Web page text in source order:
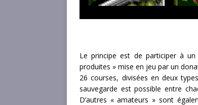
Le principe est de participer à
produites » mise en jeu par un
26 courses, divisées en deux
sauvegarde est possible entre
D’autres « amateurs » sont